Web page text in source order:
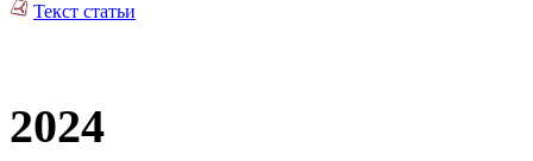
Текст статьи
2024